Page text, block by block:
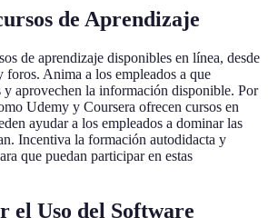
de Aprendizaje
de aprendizaje disponibles en línea, desde
foros. Anima a los empleados a que
y aprovechen la información disponible. Por
Udemy y Coursera ofrecen cursos en
ayudar a los empleados a dominar las
Incentiva la formación autodidacta y
que puedan participar en estas
el Uso del Software